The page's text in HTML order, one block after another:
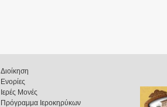
Διοίκηση
Ενορίες
Ιερές Μονές
Πρόγραμμα Ιεροκηρύκων